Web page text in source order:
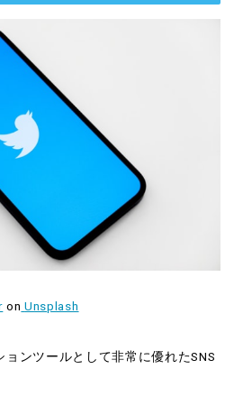
on Unsplash
ンツールとして非常に優れたSNS